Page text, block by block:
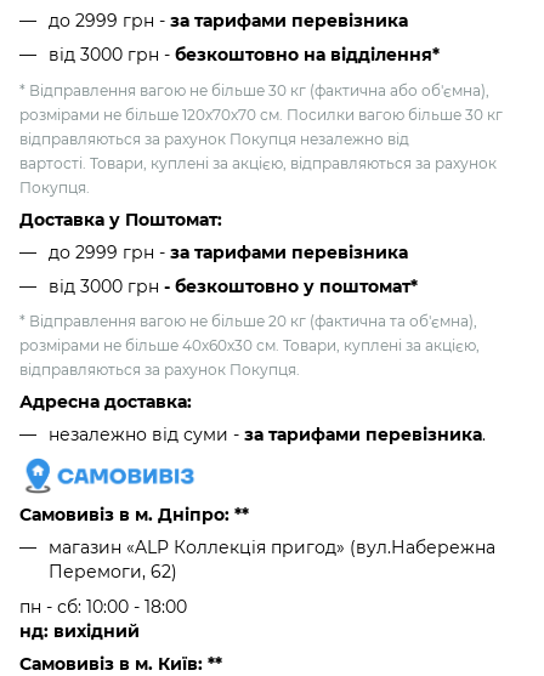
до 2999 грн - за тарифами перевізника
від 3000 грн - безкоштовно на відділення*
* Відправлення вагою не більше 30 кг (фактична або об'ємна),
розмірами не більше 120х70х70 см. Посилки вагою більше 30 кг
відправляються за рахунок Покупця незалежно від
вартості. Товари, куплені за акцією, відправляються за рахунок
Покупця.
Доставка у Поштомат:
до 2999 грн - за тарифами перевізника
від 3000 грн - безкоштовно у поштомат*
* Відправлення вагою не більше 20 кг (фактична та об'ємна),
розмірами не більше 40х60х30 см. Товари, куплені за акцією,
відправляються за рахунок Покупця.
Адресна доставка:
незалежно від суми - за тарифами перевізника.
Самовивіз в м. Дніпро: **
магазин «ALP Коллекція пригод» (вул.Набережна
Перемоги, 62)
пн - сб: 10:00 - 18:00
нд: вихідний
Самовивіз в м. Київ: **